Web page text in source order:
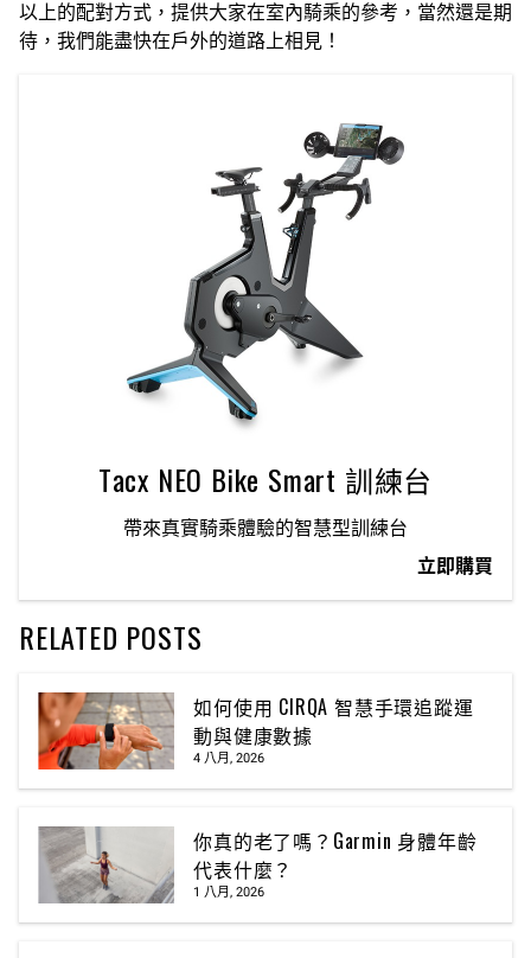
以上的配對方式，提供大家在室內騎乘的參考，當然還是期
待，我們能盡快在戶外的道路上相見！
Tacx NEO Bike Smart 訓練台
帶來真實騎乘體驗的智慧型訓練台
立即購買
RELATED POSTS
如何使用 CIRQA 智慧手環追蹤運
動與健康數據
4 八月, 2026
你真的老了嗎？Garmin 身體年齡
代表什麼？
1 八月, 2026